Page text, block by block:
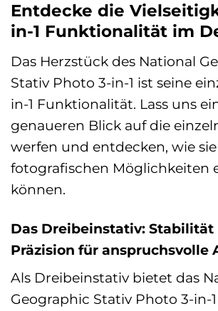
Entdecke die
in-1 Funktionalität im
Das Herzstück des National
Stativ Photo 3-in-1 ist seine
in-1 Funktionalität. Lass uns
genaueren Blick auf die
werfen und entdecken, wie
fotografischen Möglichkeiten
können.
Das Dreibeinstativ: Stabilität
Präzision für anspruchsvolle
Als Dreibeinstativ bietet das
Geographic Stativ Photo 3-in-